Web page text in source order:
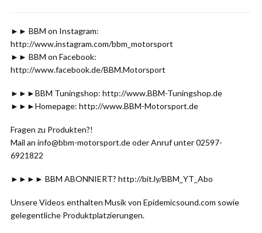
►► BBM on Instagram:
http://www.instagram.com/bbm_motorsport
►► BBM on Facebook:
http://www.facebook.de/BBM.Motorsport
►►►BBM Tuningshop: http://www.BBM-Tuningshop.de
►►►Homepage: http://www.BBM-Motorsport.de
Fragen zu Produkten?!
Mail an info@bbm-motorsport.de oder Anruf unter 02597-
6921822
►►►► BBM ABONNIERT? http://bit.ly/BBM_YT_Abo
Unsere Videos enthalten Musik von Epidemicsound.com sowie
gelegentliche Produktplatzierungen.